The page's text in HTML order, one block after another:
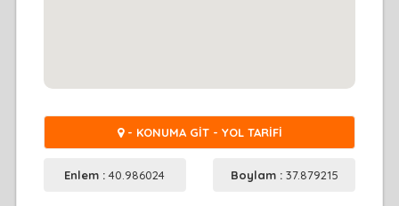
- KONUMA GİT - YOL TARİFİ
Enlem :40.986024 Boylam : 37.879215